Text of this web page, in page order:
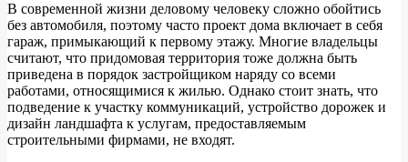
В современной жизни деловому человеку сложно обойтись
без автомобиля, поэтому часто проект дома включает в себя
гараж, примыкающий к первому этажу. Многие владельцы
считают, что придомовая территория тоже должна быть
приведена в порядок застройщиком наряду со всеми
работами, относящимися к жилью. Однако стоит знать, что
подведение к участку коммуникаций, устройство дорожек и
дизайн ландшафта к услугам, предоставляемым
строительными фирмами, не входят.